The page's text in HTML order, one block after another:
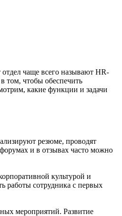
чаще всего называют HR-
том, чтобы обеспечить
какие функции и задачи
резюме, проводят
и в отзывах часто можно
культурой и
работы сотрудника с первых
мероприятий. Развитие